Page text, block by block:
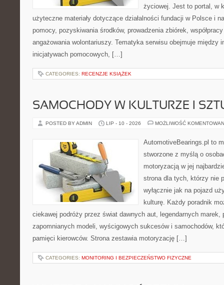
życiowej. Jest to portal, w
użyteczne materiały dotyczące działalności fundacji w Polsce i
pomocy, pozyskiwania środków, prowadzenia zbiórek,
angażowania wolontariuszy. Tematyka serwisu obejmuje między
inicjatywach pomocowych, […]
CATEGORIES: RECENZJE KSIĄŻEK
SAMOCHODY W KULTURZE I
POSTED BY ADMIN LIP - 10 - 2026 MOŻLIWOŚĆ
AutomotiveBearings.pl to
stworzone z myślą o
motoryzacją w jej
strona dla tych, którzy nie
wyłącznie jak na pojazd
kulturę. Każdy poradnik
ciekawej podróży przez świat dawnych aut, legendarnych marek,
zapomnianych modeli, wyścigowych sukcesów i samochodów,
pamięci kierowców. Strona zestawia motoryzację […]
CATEGORIES: MONITORING I BEZPIECZEŃSTWO FIZYCZNE